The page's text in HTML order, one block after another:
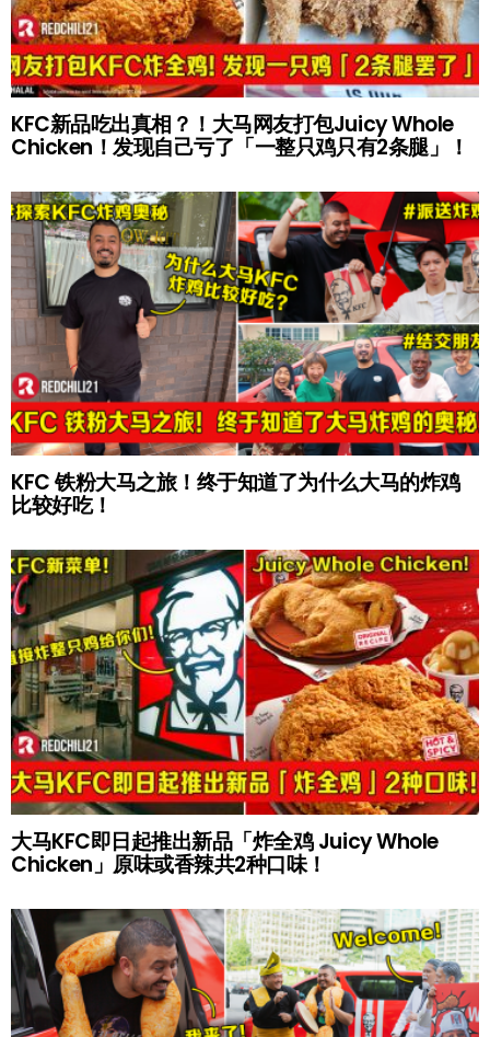
KFC新品吃出真相？！大马网友打包Juicy Whole
Chicken！发现自己亏了「一整只鸡只有2条腿」！
KFC 铁粉大马之旅！终于知道了为什么大马的炸鸡
比较好吃！
大马KFC即日起推出新品「炸全鸡 Juicy Whole
Chicken」原味或香辣共2种口味！